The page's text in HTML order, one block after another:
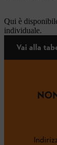
Qui è
individuale.
Vai alla